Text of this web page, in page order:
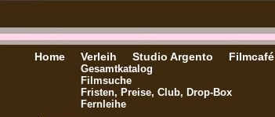
Home Verleih
Gesamtkatalog
Filmsuche
Fristen, Preise, Club, Drop-Box
Fernleihe
Studio Argento Filmcafé